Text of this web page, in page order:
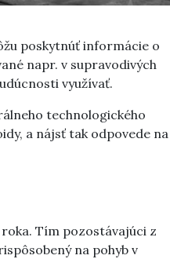
poskytnúť informácie o
napr. v supravodivých
využívať.
technologického
a nájsť tak odpovede na
Tím pozostávajúci z
na pohyb v